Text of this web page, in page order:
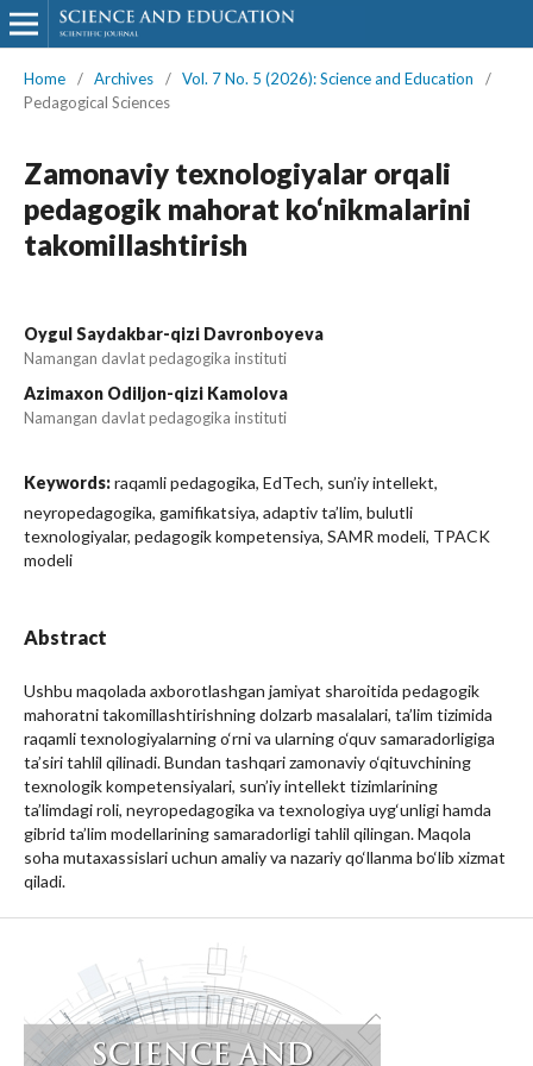
Home / Archives / Vol. 7 No. 5 (2026): Science and Education
/
Pedagogical Sciences
Zamonaviy texnologiyalar orqali
pedagogik mahorat ko‘nikmalarini
takomillashtirish
Oygul Saydakbar-qizi Davronboyeva
Namangan davlat pedagogika instituti
Azimaxon Odiljon-qizi Kamolova
Namangan davlat pedagogika instituti
Keywords:raqamli pedagogika, EdTech, sun’iy intellekt,
neyropedagogika, gamifikatsiya, adaptiv ta’lim, bulutli
texnologiyalar, pedagogik kompetensiya, SAMR modeli, TPACK
modeli
Abstract
Ushbu maqolada axborotlashgan jamiyat sharoitida pedagogik
mahoratni takomillashtirishning dolzarb masalalari, ta’lim tizimida
raqamli texnologiyalarning o‘rni va ularning o‘quv samaradorligiga
ta’siri tahlil qilinadi. Bundan tashqari zamonaviy o‘qituvchining
texnologik kompetensiyalari, sun’iy intellekt tizimlarining
ta’limdagi roli, neyropedagogika va texnologiya uyg‘unligi hamda
gibrid ta’lim modellarining samaradorligi tahlil qilingan. Maqola
soha mutaxassislari uchun amaliy va nazariy qo‘llanma bo‘lib xizmat
qiladi.